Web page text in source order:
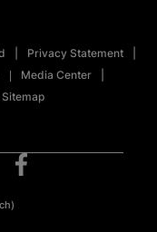
Privacy Statement
Media Center
Sitemap